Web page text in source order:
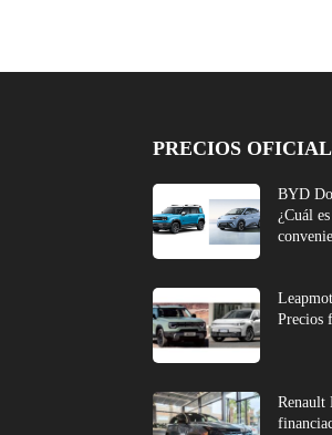
PRECIOS
BYD
¿Cuál
Precios
Renault